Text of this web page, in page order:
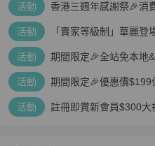
活動
香港三週年感謝祭🎉消
活動 「賣家等級制」華麗登
活動 期間限定🎉全站免本地
活動 期間限定🎉優惠價$199
活動 註冊即賞新會員$300大